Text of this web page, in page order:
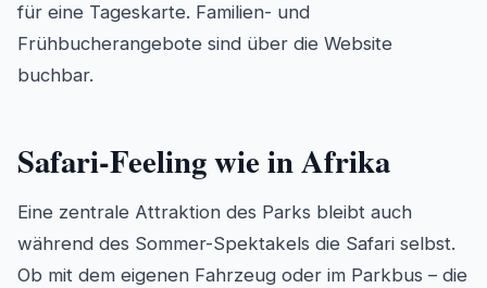
für eine Tageskarte. Familien- und
Frühbucherangebote sind über die Website
buchbar.
Safari-Feeling wie in Afrika
Eine zentrale Attraktion des Parks bleibt auch
während des Sommer-Spektakels die Safari selbst.
Ob mit dem eigenen Fahrzeug oder im Parkbus – die